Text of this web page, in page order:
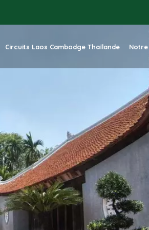
Circuits Laos Cambodge Thaïlande